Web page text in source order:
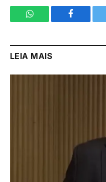
WhatsApp Facebook
LEIA MAIS